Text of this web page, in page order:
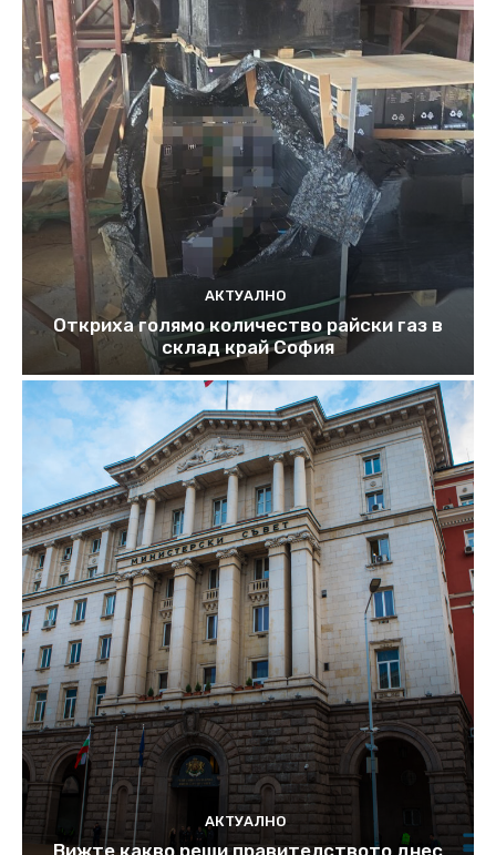
АКТУАЛНО
Откриха голямо количество райски газ в
склад край София
АКТУАЛНО
Вижте какво реши правителството днес